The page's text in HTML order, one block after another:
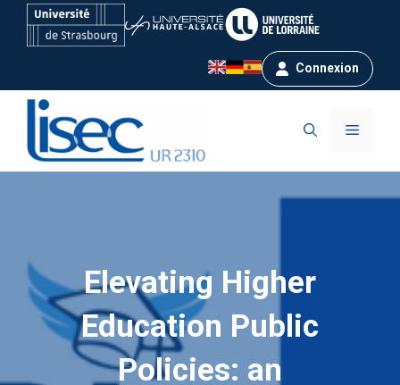
Aller
contenu
Connexion
Menu
Elevating Higher
Education Public
Policies: an